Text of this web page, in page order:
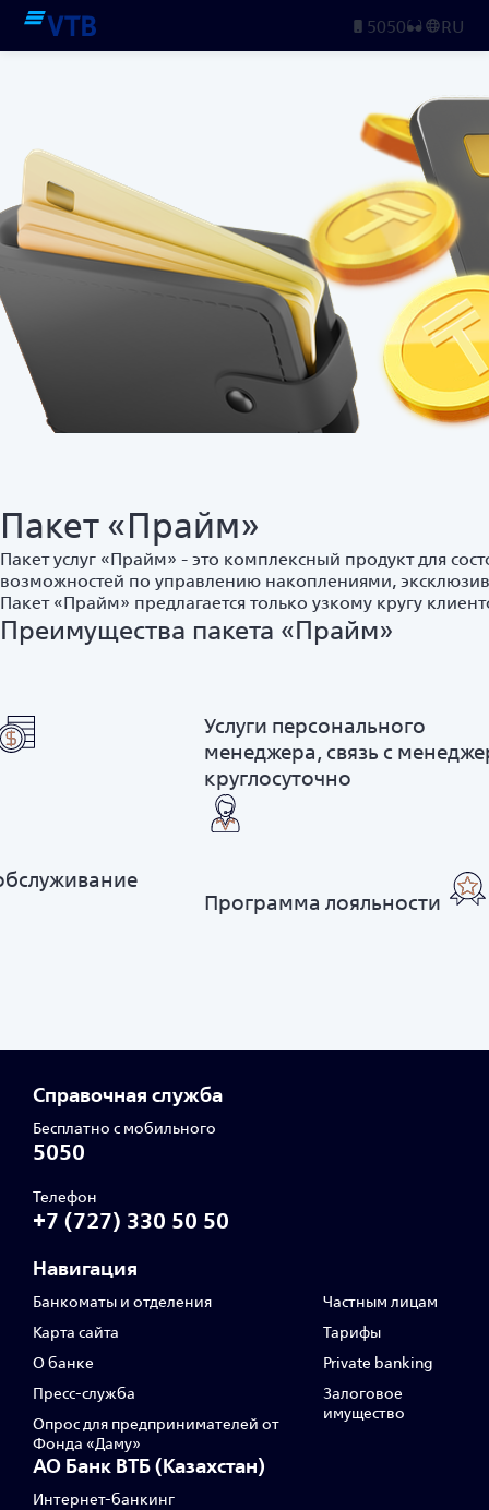
5050 RU
Пакет «Прайм»
Пакет услуг «Прайм» - это комплексный продукт для
возможностей по управлению накоплениями,
Пакет «Прайм» предлагается только узкому кругу
Преимущества пакета «Прайм»
Услуги персонального
менеджера, связь с
круглосуточно
Программа лояльности
Справочная служба
Бесплатно с мобильного
5050
Телефон
+7 (727) 330 50 50
Навигация
Банкоматы и отделения
Карта сайта
О банке
Пресс‑служба
Опрос для предпринимателей от
Фонда «Даму»
Частным лицам
Тарифы
Private banking
Залоговое
имущество
АО Банк ВТБ (Казахстан)
Интернет-банкинг